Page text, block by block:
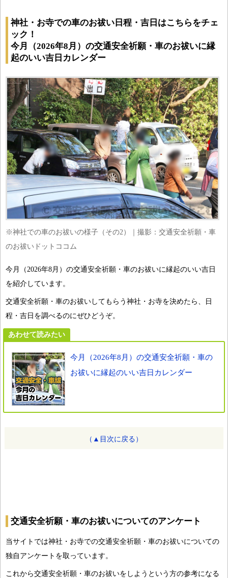
神社・お寺での車のお祓い日程・吉日はこちらをチェ
ック！
今月（2026年8月）の交通安全祈願・車のお祓いに縁
起のいい吉日カレンダー
※神社での車のお祓いの様子（その2）｜撮影：交通安全祈願・車
のお祓いドットココム
今月（2026年8月）の交通安全祈願・車のお祓いに縁起のいい吉日
を紹介しています。
交通安全祈願・車のお祓いしてもらう神社・お寺を決めたら、日
程・吉日を調べるのにぜひどうぞ。
あわせて読みたい
今月（2026年8月）の交通安全祈願・車の
お祓いに縁起のいい吉日カレンダー
（▲目次に戻る）
交通安全祈願・車のお祓いについてのアンケート
当サイトでは神社・お寺での交通安全祈願・車のお祓いについての
独自アンケートを取っています。
これから交通安全祈願・車のお祓いをしようという方の参考になる